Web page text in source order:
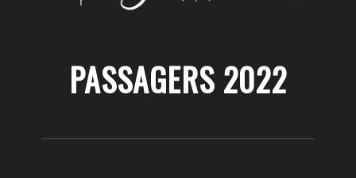
PASSAGERS 2022